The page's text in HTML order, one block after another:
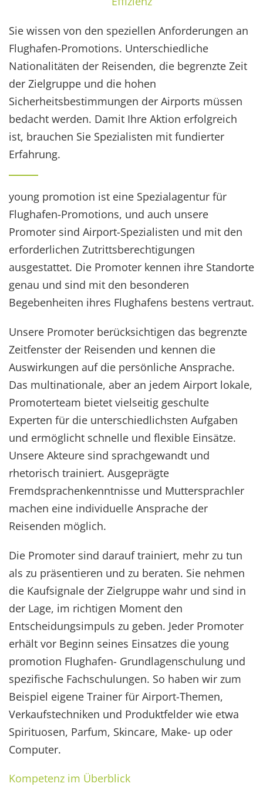
Sie wissen von den speziellen Anforderungen an
Flughafen-Promotions. Unterschiedliche
Nationalitäten der Reisenden, die begrenzte Zeit
der Zielgruppe und die hohen
Sicherheitsbestimmungen der Airports müssen
bedacht werden. Damit Ihre Aktion erfolgreich
ist, brauchen Sie Spezialisten mit fundierter
Erfahrung.
young promotion ist eine Spezialagentur für
Flughafen-Promotions, und auch unsere
Promoter sind Airport-Spezialisten und mit den
erforderlichen Zutrittsberechtigungen
ausgestattet. Die Promoter kennen ihre Standorte
genau und sind mit den besonderen
Begebenheiten ihres Flughafens bestens vertraut.
Unsere Promoter berücksichtigen das begrenzte
Zeitfenster der Reisenden und kennen die
Auswirkungen auf die persönliche Ansprache.
Das multinationale, aber an jedem Airport lokale,
Promoterteam bietet vielseitig geschulte
Experten für die unterschiedlichsten Aufgaben
und ermöglicht schnelle und flexible Einsätze.
Unsere Akteure sind sprachgewandt und
rhetorisch trainiert. Ausgeprägte
Fremdsprachenkenntnisse und Muttersprachler
machen eine individuelle Ansprache der
Reisenden möglich.
Die Promoter sind darauf trainiert, mehr zu tun
als zu präsentieren und zu beraten. Sie nehmen
die Kaufsignale der Zielgruppe wahr und sind in
der Lage, im richtigen Moment den
Entscheidungsimpuls zu geben. Jeder Promoter
erhält vor Beginn seines Einsatzes die young
promotion Flughafen- Grundlagenschulung und
spezifische Fachschulungen. So haben wir zum
Beispiel eigene Trainer für Airport-Themen,
Verkaufstechniken und Produktfelder wie etwa
Spirituosen, Parfum, Skincare, Make- up oder
Computer.
Kompetenz im Überblick